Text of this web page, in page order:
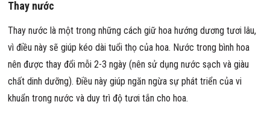
Thay nước
Thay nước là một trong những cách giữ hoa hướng dương tươi lâu,
vì điều này sẽ giúp kéo dài tuổi thọ của hoa. Nước trong bình hoa
nên được thay đổi mỗi 2-3 ngày (nên sử dụng nước sạch và giàu
chất dinh dưỡng). Điều này giúp ngăn ngừa sự phát triển của vi
khuẩn trong nước và duy trì độ tươi tắn cho hoa.